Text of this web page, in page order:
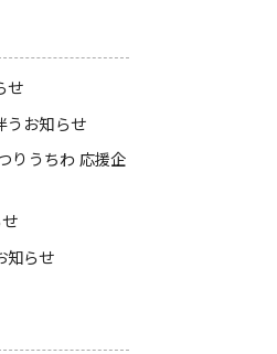
せ
うお知らせ
りうちわ 応援企
知らせ